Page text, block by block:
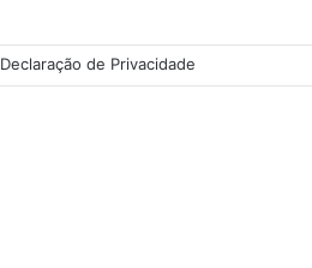
Declaração de Privacidade